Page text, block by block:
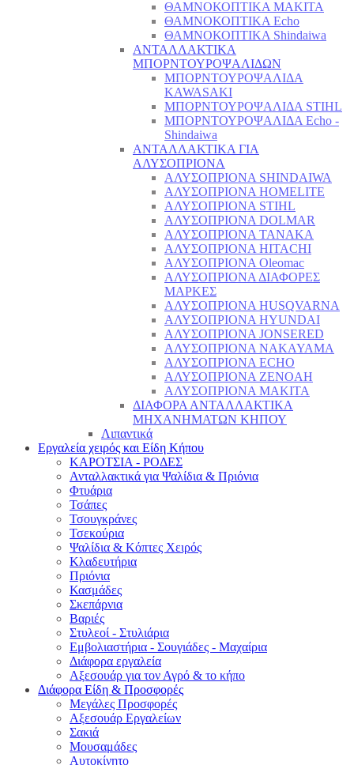
ΘΑΜΝΟΚΟΠΤΙΚΑ MAKITA
ΘΑΜΝΟΚΟΠΤΙΚΑ Echo
ΘΑΜΝΟΚΟΠΤΙΚΑ Shindaiwa
ΑΝΤΑΛΛΑΚΤΙΚΑ
ΜΠΟΡΝΤΟΥΡΟΨΑΛΙΔΩΝ
ΜΠΟΡΝΤΟΥΡΟΨΑΛΙΔΑ
KAWASAKI
ΜΠΟΡΝΤΟΥΡΟΨΑΛΙΔΑ STIHL
ΜΠΟΡΝΤΟΥΡΟΨΑΛΙΔΑ Echo -
Shindaiwa
ΑΝΤΑΛΛΑΚΤΙΚΑ ΓΙΑ
ΑΛΥΣΟΠΡΙΟΝΑ
ΑΛΥΣΟΠΡΙΟΝΑ SHINDAIWA
ΑΛΥΣΟΠΡΙΟΝΑ HOMELITE
ΑΛΥΣΟΠΡΙΟΝΑ STIHL
ΑΛΥΣΟΠΡΙΟΝΑ DOLMAR
ΑΛΥΣΟΠΡΙΟΝΑ TANAKA
ΑΛΥΣΟΠΡΙΟΝΑ HITACHI
ΑΛΥΣΟΠΡΙΟΝΑ Oleomac
ΑΛΥΣΟΠΡΙΟΝΑ ΔΙΑΦΟΡΕΣ
ΜΑΡΚΕΣ
ΑΛΥΣΟΠΡΙΟΝΑ HUSQVARNA
ΑΛΥΣΟΠΡΙΟΝΑ HYUNDAI
ΑΛΥΣΟΠΡΙΟΝΑ JONSERED
ΑΛΥΣΟΠΡΙΟΝΑ NAKAYAMA
ΑΛΥΣΟΠΡΙΟΝΑ ECHO
ΑΛΥΣΟΠΡΙΟΝΑ ZENOAH
ΑΛΥΣΟΠΡΙΟΝΑ MAKITA
ΔΙΑΦΟΡΑ ΑΝΤΑΛΛΑΚΤΙΚΑ
ΜΗΧΑΝΗΜΑΤΩΝ ΚΗΠΟΥ
Λιπαντικά
Εργαλεία χειρός και Είδη Κήπου
ΚΑΡΟΤΣΙΑ - ΡΟΔΕΣ
Ανταλλακτικά για Ψαλίδια & Πριόνια
Φτυάρια
Τσάπες
Τσουγκράνες
Τσεκούρια
Ψαλίδια & Κόπτες Χειρός
Κλαδευτήρια
Πριόνια
Κασμάδες
Σκεπάρνια
Βαριές
Στυλεοί - Στυλιάρια
Εμβολιαστήρια - Σουγιάδες - Μαχαίρια
Διάφορα εργαλεία
Αξεσουάρ για τον Αγρό & το κήπο
Διάφορα Είδη & Προσφορές
Μεγάλες Προσφορές
Αξεσουάρ Εργαλείων
Σακιά
Μουσαμάδες
Αυτοκίνητο